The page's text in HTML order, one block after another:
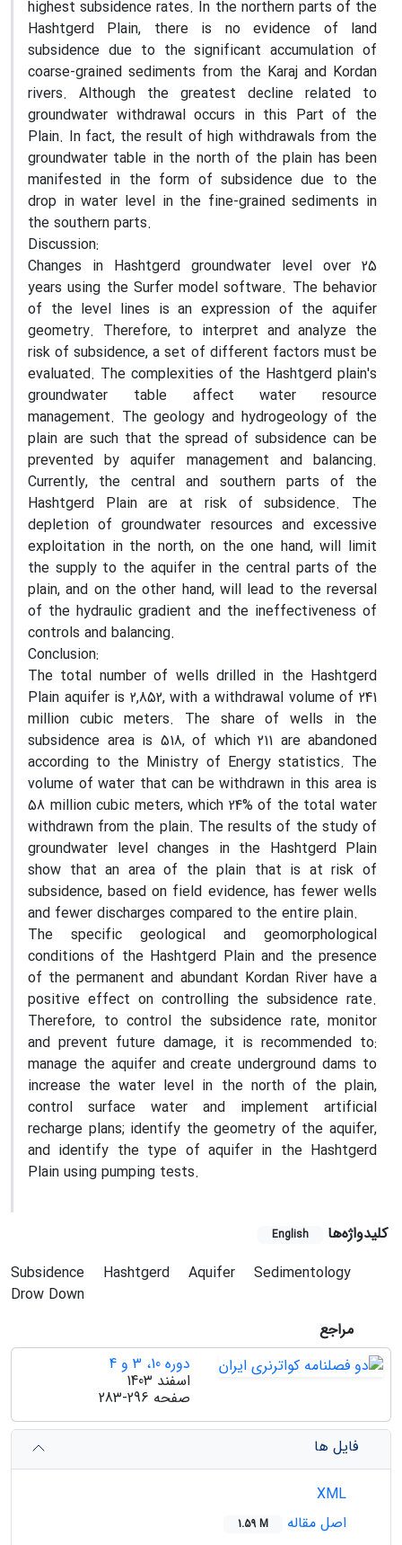
highest subsidence rates. In the northern parts of the
Hashtgerd Plain, there is no evidence of land
subsidence due to the significant accumulation of
coarse-grained sediments from the Karaj and Kordan
rivers. Although the greatest decline related to
groundwater withdrawal occurs in this Part of the
Plain. In fact, the result of high withdrawals from the
groundwater table in the north of the plain has been
manifested in the form of subsidence due to the
drop in water level in the fine-grained sediments in
the southern parts.
Discussion:
Changes in Hashtgerd groundwater level over 25
years using the Surfer model software. The behavior
of the level lines is an expression of the aquifer
geometry. Therefore, to interpret and analyze the
risk of subsidence, a set of different factors must be
evaluated. The complexities of the Hashtgerd plain's
groundwater table affect water resource
management. The geology and hydrogeology of the
plain are such that the spread of subsidence can be
prevented by aquifer management and balancing.
Currently, the central and southern parts of the
Hashtgerd Plain are at risk of subsidence. The
depletion of groundwater resources and excessive
exploitation in the north, on the one hand, will limit
the supply to the aquifer in the central parts of the
plain, and on the other hand, will lead to the reversal
of the hydraulic gradient and the ineffectiveness of
controls and balancing.
Conclusion:
The total number of wells drilled in the Hashtgerd
Plain aquifer is 2,852, with a withdrawal volume of 241
million cubic meters. The share of wells in the
subsidence area is 518, of which 211 are abandoned
according to the Ministry of Energy statistics. The
volume of water that can be withdrawn in this area is
58 million cubic meters, which 24% of the total water
withdrawn from the plain. The results of the study of
groundwater level changes in the Hashtgerd Plain
show that an area of the plain that is at risk of
subsidence, based on field evidence, has fewer wells
and fewer discharges compared to the entire plain.
The specific geological and geomorphological
conditions of the Hashtgerd Plain and the presence
of the permanent and abundant Kordan River have a
positive effect on controlling the subsidence rate.
Therefore, to control the subsidence rate, monitor
and prevent future damage, it is recommended to:
manage the aquifer and create underground dams to
increase the water level in the north of the plain,
control surface water and implement artificial
recharge plans; identify the geometry of the aquifer,
and identify the type of aquifer in the Hashtgerd
Plain using pumping tests.
کلیدواژه‌ها English
Subsidence Hashtgerd Aquifer
Sedimentology
Drow Down
مراجع
دوره 10، 3 و 4
اسفند 1403
صفحه 283-296
فایل ها
اصل مقاله
1.59 M